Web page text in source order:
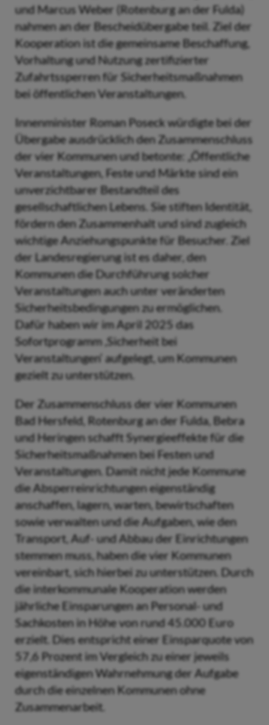
und Marcus Weber (Rotenburg an der Fulda)
nahmen an der Bescheidübergabe teil. Ziel der
Kooperation ist die gemeinsame Beschaffung,
Vorhaltung und Nutzung zertifizierter
Zufahrtssperren für Sicherheitsmaßnahmen
bei öffentlichen Veranstaltungen.
Innenminister Roman Poseck würdigte bei der
Übergabe ausdrücklich den Zusammenschluss
der vier Kommunen und betonte: „Öffentliche
Veranstaltungen, Feste und Märkte sind ein
unverzichtbarer Bestandteil des
gesellschaftlichen Lebens. Sie stiften Identität,
fördern den Zusammenhalt und sind zugleich
wichtige Anziehungspunkte für Besucher. Ziel
der Landesregierung ist es daher, den
Kommunen die Durchführung solcher
Veranstaltungen auch unter veränderten
Sicherheitsbedingungen zu ermöglichen.
Dafür haben wir im April 2025 das
Sofortprogramm ,Sicherheit bei
Veranstaltungen‘ aufgelegt, um Kommunen
gezielt zu unterstützen.
Der Zusammenschluss der vier Kommunen
Bad Hersfeld, Rotenburg an der Fulda, Bebra
und Heringen schafft Synergieeffekte für die
Sicherheitsmaßnahmen bei Festen und
Veranstaltungen. Damit nicht jede Kommune
die Absperreinrichtungen eigenständig
anschaffen, lagern, warten, bewirtschaften
sowie verwalten und die Aufgaben, wie den
Transport, Auf- und Abbau der Einrichtungen
stemmen muss, haben die vier Kommunen
vereinbart, sich hierbei zu unterstützen. Durch
die interkommunale Kooperation werden
jährliche Einsparungen an Personal- und
Sachkosten in Höhe von rund 45.000 Euro
erzielt. Dies entspricht einer Einsparquote von
57,6 Prozent im Vergleich zu einer jeweils
eigenständigen Wahrnehmung der Aufgabe
durch die einzelnen Kommunen ohne
Zusammenarbeit.